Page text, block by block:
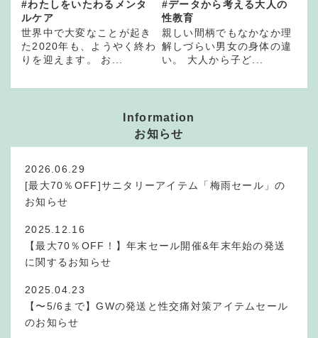
#わたしをいたわるメンタ
ルケア
世界中で大変なことが起き
た2020年も、ようやく終わ
りを迎えます。 お...
#データから考える大人の
性教育
親しい間柄でもなかなか理
解しづらい男女の身体の違
い。 大人から子ど...
Information
お知らせ
2026.06.29
[最大70％OFF]サニタリーアイテム「梅雨セール」の
お知らせ
2025.12.16
【最大70％OFF！】年末セール開催&年末年始の発送
に関するお知らせ
2025.04.23
【〜5/6まで】GWの発送と性交痛対策アイテムセール
のお知らせ